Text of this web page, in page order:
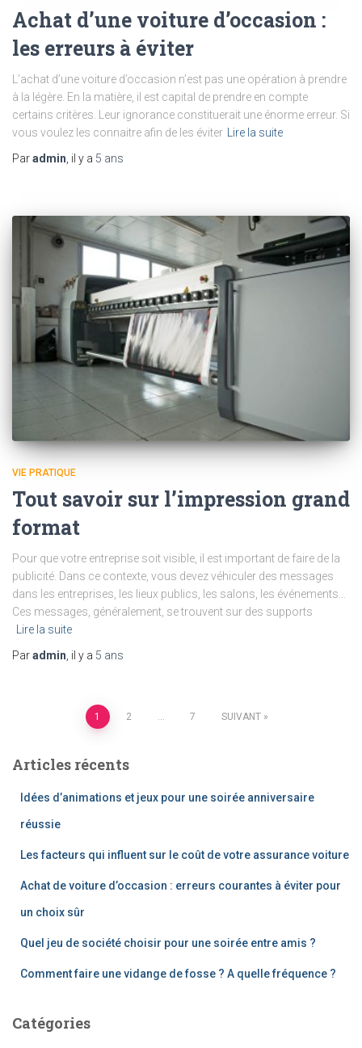
Achat d’une voiture d’occasion :
les erreurs à éviter
L’achat d’une voiture d’occasion n’est pas une opération à prendre
à la légère. En la matière, il est capital de prendre en compte
certains critères. Leur ignorance constituerait une énorme erreur. Si
vous voulez les connaitre afin de les éviter
Lire la suite
Paradmin , il y a 5 ans
VIE PRATIQUE
Tout savoir sur l’impression grand
format
Pour que votre entreprise soit visible, il est important de faire de la
publicité. Dans ce contexte, vous devez véhiculer des messages
dans les entreprises, les lieux publics, les salons, les événements…
Ces messages, généralement, se trouvent sur des supports
Lire la suite
Paradmin , il y a 5 ans
Pagination
des
publications
1 2 7 SUIVANT
Articles récents
Idées d’animations et jeux pour une soirée anniversaire
réussie
Les facteurs qui influent sur le coût de votre assurance voiture
Achat de voiture d’occasion : erreurs courantes à éviter pour
un choix sûr
Quel jeu de société choisir pour une soirée entre amis ?
Comment faire une vidange de fosse ? A quelle fréquence ?
Catégories